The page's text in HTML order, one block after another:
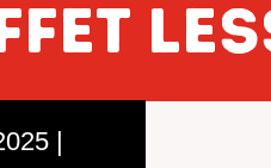
|